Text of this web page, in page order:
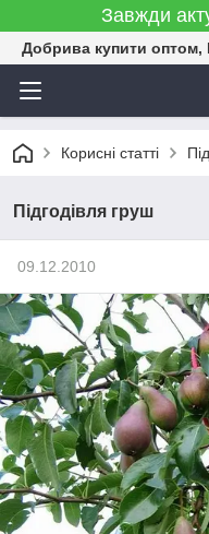
Завжди
Добрива купити
Корисні статті
Підгодівля груш
09.12.2010